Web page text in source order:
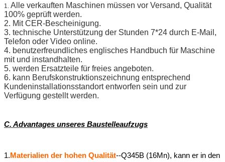
1. Alle verkauften Maschinen müssen vor Versand, Qualität
100% geprüft werden.
2. Mit CER-Bescheinigung.
3. technische Unterstützung der Stunden 7*24 durch E-Mail,
Telefon oder Video online.
4. benutzerfreundliches englisches Handbuch für Maschine
mit und instandhalten.
5. werden Ersatzteile für freies angeboten.
6. kann Berufskonstruktionszeichnung entsprechend
Kundeninstallationsstandort entworfen sein und zur
Verfügung gestellt werden.
C. Advantages unseres Baustelleaufzugs
1.Materialien der hohen Qualität--Q345B (16Mn), kann er in den